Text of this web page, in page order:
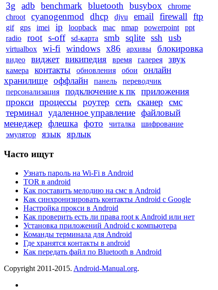
3g
adb benchmark bluetooth busybox
chrome
chroot
cyanogenmod dhcp djvu email firewall ftp
gif gps imei ip loopback mac nmap powerpoint
ppt
radio
root s-off sd-карта smb sqlite ssh usb
virtualbox wi-fi windows x86 архивы блокировка
видео виджет википедия время галерея звук
камера контакты обновления обои
онлайн
хранилище оффлайн панель
переводчик
персонализация
подключение к пк приложения
прокси процессы роутер сеть сканер
смс
терминал удаленное управление файловый
менеджер
флешка фото читалка
шифрование
эмулятор
язык
ярлык
Часто ищут
Узнать пароль на Wi-Fi в Android
TOR в android
Как поставить мелодию на смс в Android
Как синхронизировать контакты Android с Google
Настройка прокси в Android
Как проверить есть ли права root к Android или нет
Установка приложений Android с компьютера
Команды терминала для Android
Где хранятся контакты в android
Как передать файл по Bluetooth в Android
Copyright 2011-2015. Android-Manual.org.